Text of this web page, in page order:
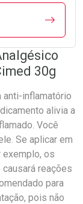
30g
anti-inflamatório
alivia a
Você
Se aplicar em
exemplo, os
reações
para
pois não